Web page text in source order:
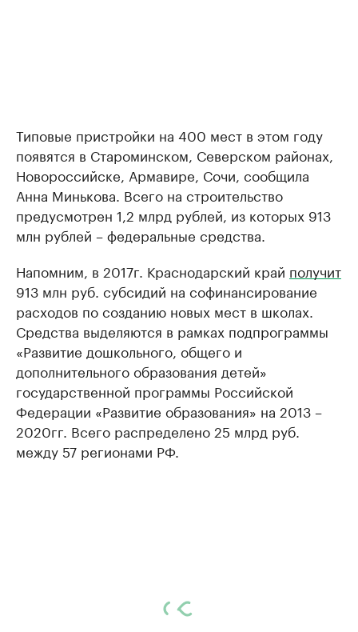
Типовые пристройки на 400 мест в этом году
появятся в Староминском, Северском районах,
Новороссийске, Армавире, Сочи, сообщила
Анна Минькова. Всего на строительство
предусмотрен 1,2 млрд рублей, из которых 913
млн рублей – федеральные средства.
Напомним, в 2017г. Краснодарский край получит
913 млн руб. субсидий на софинансирование
расходов по созданию новых мест в школах.
Средства выделяются в рамках подпрограммы
«Развитие дошкольного, общего и
дополнительного образования детей»
государственной программы Российской
Федерации «Развитие образования» на 2013 –
2020гг. Всего распределено 25 млрд руб.
между 57 регионами РФ.